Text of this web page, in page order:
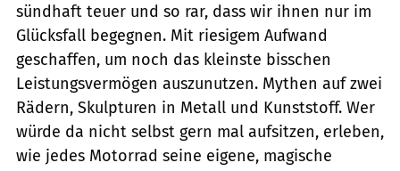
sündhaft teuer und so rar, dass wir ihnen nur im
Glücksfall begegnen. Mit riesigem Aufwand
geschaffen, um noch das kleinste bisschen
Leistungsvermögen auszunutzen. Mythen auf zwei
Rädern, Skulpturen in Metall und Kunststoff. Wer
würde da nicht selbst gern mal aufsitzen, erleben,
wie jedes Motorrad seine eigene, magische